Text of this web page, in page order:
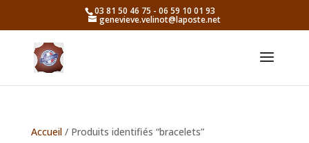
03 81 50 46 75 - 06 59 10 01 93
genevieve.velinot@laposte.net
Accueil/ Produits identifiés “bracelets”